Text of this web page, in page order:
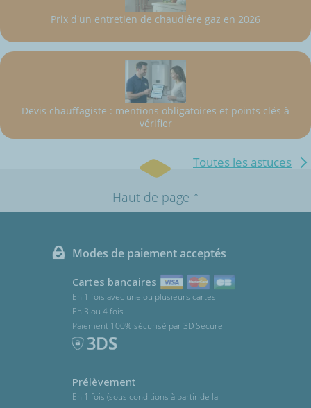
Prix d'un entretien de chaudière gaz en 2026
Devis chauffagiste : mentions obligatoires et points clés à
vérifier
Toutes les astuces
Haut de page ↑
Modes de paiement acceptés
Cartes bancaires
En 1 fois avec une ou plusieurs cartes
En 3 ou 4 fois
Paiement 100% sécurisé par 3D Secure
Prélèvement
En 1 fois (sous conditions à partir de la